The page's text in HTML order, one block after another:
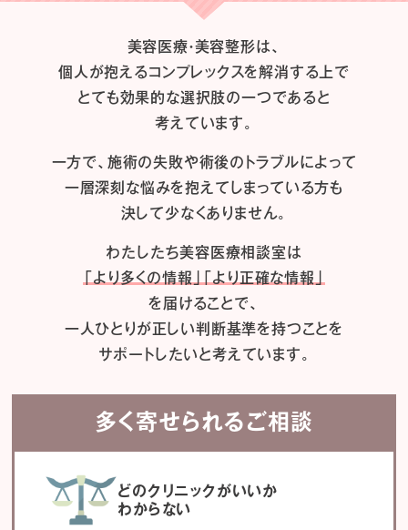
美容医療・美容整形は、
個人が抱えるコンプレックスを解消する上で
とても効果的な選択肢の一つであると
考えています。
一方で、施術の失敗や術後のトラブルによって
一層深刻な悩みを抱えてしまっている方も
決して少なくありません。
わたしたち美容医療相談室は
「より多くの情報」「より正確な情報」
を届けることで、
一人ひとりが正しい判断基準を持つことを
サポートしたいと考えています。
多く寄せられるご相談
どのクリニックがいいか
わからない